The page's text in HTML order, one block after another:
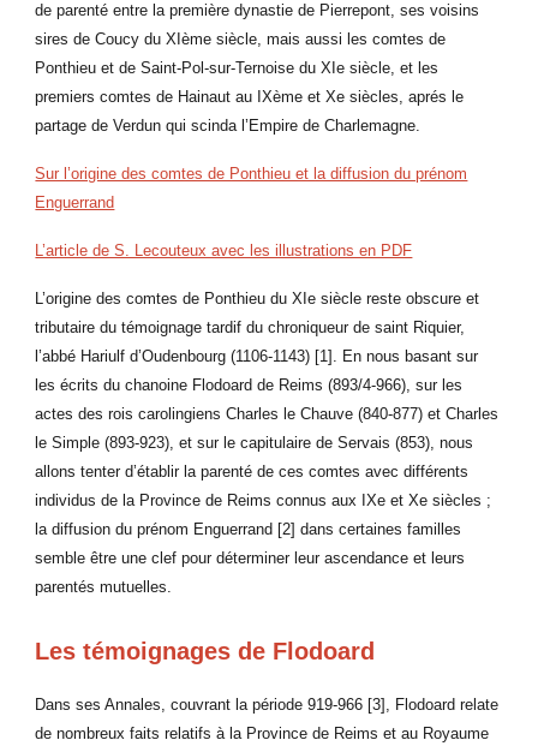
de parenté entre la première dynastie de Pierrepont, ses voisins
sires de Coucy du XIème siècle, mais aussi les comtes de
Ponthieu et de Saint-Pol-sur-Ternoise du XIe siècle, et les
premiers comtes de Hainaut au IXème et Xe siècles, aprés le
partage de Verdun qui scinda l’Empire de Charlemagne.
Sur l’origine des comtes de Ponthieu et la diffusion du prénom
Enguerrand
L’article de S. Lecouteux avec les illustrations en PDF
L’origine des comtes de Ponthieu du XIe siècle reste obscure et
tributaire du témoignage tardif du chroniqueur de saint Riquier,
l’abbé Hariulf d’Oudenbourg (1106-1143) [1]. En nous basant sur
les écrits du chanoine Flodoard de Reims (893/4-966), sur les
actes des rois carolingiens Charles le Chauve (840-877) et Charles
le Simple (893-923), et sur le capitulaire de Servais (853), nous
allons tenter d’établir la parenté de ces comtes avec différents
individus de la Province de Reims connus aux IXe et Xe siècles ;
la diffusion du prénom Enguerrand [2] dans certaines familles
semble être une clef pour déterminer leur ascendance et leurs
parentés mutuelles.
Les témoignages de Flodoard
Dans ses Annales, couvrant la période 919-966 [3], Flodoard relate
de nombreux faits relatifs à la Province de Reims et au Royaume